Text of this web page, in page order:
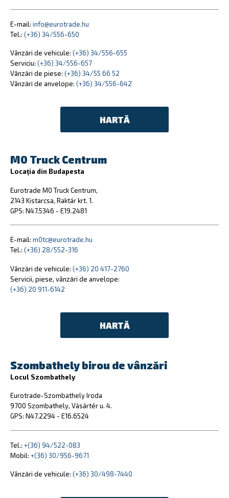
E-mail: info@eurotrade.hu
Tel.: (+36) 34/556-650
Vânzări de vehicule: (+36) 34/556-655
Serviciu: (+36) 34/556-657
Vânzări de piese: (+36) 34/55 66 52
Vânzări de anvelope: (+36) 34/556-642
HARTĂ
M0 Truck Centrum
Locația din Budapesta
Eurotrade M0 Truck Centrum,
2143 Kistarcsa, Raktár krt. 1.
GPS: N47.5346 - E19.2481
E-mail: m0tc@eurotrade.hu
Tel.: (+36) 28/552-316
Vânzări de vehicule: (+36) 20 417-2760
Servicii, piese, vânzări de anvelope:
(+36) 20 911-6142
HARTĂ
Szombathely birou de vânzări
Locul Szombathely
Eurotrade-Szombathely Iroda
9700 Szombathely, Vásártér u. 4.
GPS: N47.2294 - E16.6524
Tel.: +(36) 94/522-083
Mobil: +(36) 30/956-9671
Vânzări de vehicule: (+36) 30/498-7440